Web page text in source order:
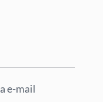
e-mail